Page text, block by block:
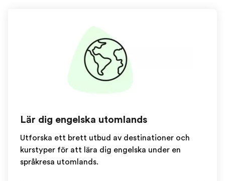
Lär dig engelska utomlands
Utforska ett brett utbud av destinationer och
kurstyper för att lära dig engelska under en
språkresa utomlands.